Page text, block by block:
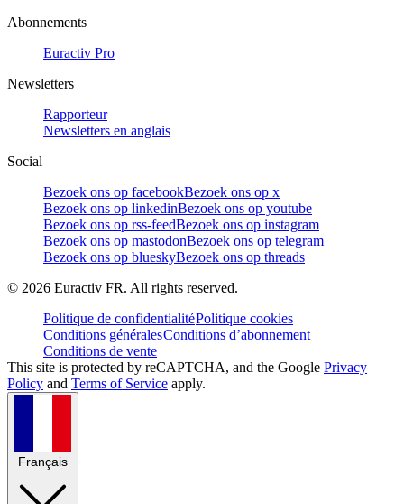
Abonnements
Euractiv Pro
Newsletters
Rapporteur
Newsletters en anglais
Social
Bezoek ons op facebookBezoek ons op x
Bezoek ons op linkedinBezoek ons op youtube
Bezoek ons op rss-feedBezoek ons op instagram
Bezoek ons op mastodonBezoek ons op telegram
Bezoek ons op blueskyBezoek ons op threads
© 2026 Euractiv FR. All rights reserved.
Politique de confidentialitéPolitique cookies
Conditions généralesConditions d’abonnement
Conditions de vente
This site is protected by reCAPTCHA, and the Google Privacy
Policy and Terms of Service apply.
Français